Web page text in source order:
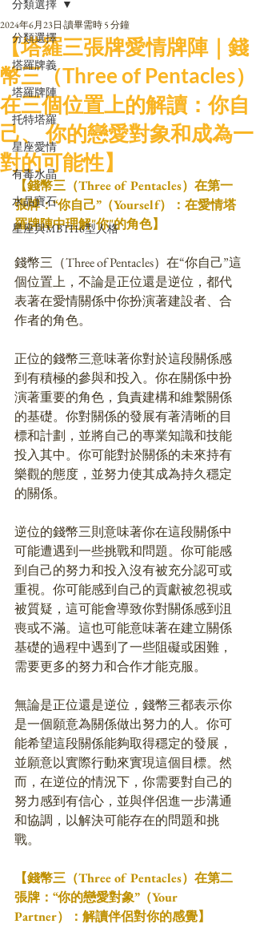
分類選擇
塔羅牌義
塔羅牌陣
托特塔羅
星座愛情
有毒水晶
水晶寶石
星座與MBTI16型人格
分類選擇
【塔羅三張牌愛情牌陣｜錢
幣三（Three of Pentacles）
在三個位置上的解讀：你自
己、 你的戀愛對象和成為一
對的可能性】
2024年6月23日 讀畢需時 5 分鐘
【錢幣三（Three of Pentacles）在第一
張牌：“你自己”（Yourself）：在愛情塔
羅牌陣中理解"你"的角色】
錢幣三（Three of Pentacles）在“你自己”這
個位置上，不論是正位還是逆位，都代
表著在愛情關係中你扮演著建設者、合
作者的角色。
正位的錢幣三意味著你對於這段關係感
到有積極的參與和投入。你在關係中扮
演著重要的角色，負責建構和維繫關係
的基礎。你對關係的發展有著清晰的目
標和計劃，並將自己的專業知識和技能
投入其中。你可能對於關係的未來持有
樂觀的態度，並努力使其成為持久穩定
的關係。
逆位的錢幣三則意味著你在這段關係中
可能遭遇到一些挑戰和問題。你可能感
到自己的努力和投入沒有被充分認可或
重視。你可能感到自己的貢獻被忽視或
被質疑，這可能會導致你對關係感到沮
喪或不滿。這也可能意味著在建立關係
基礎的過程中遇到了一些阻礙或困難，
需要更多的努力和合作才能克服。
無論是正位還是逆位，錢幣三都表示你
是一個願意為關係做出努力的人。你可
能希望這段關係能夠取得穩定的發展，
並願意以實際行動來實現這個目標。然
而，在逆位的情況下，你需要對自己的
努力感到有信心，並與伴侶進一步溝通
和協調，以解決可能存在的問題和挑
戰。
【錢幣三（Three of Pentacles）在第二
張牌：“你的戀愛對象”（Your
Partner）：解讀伴侶對你的感覺】